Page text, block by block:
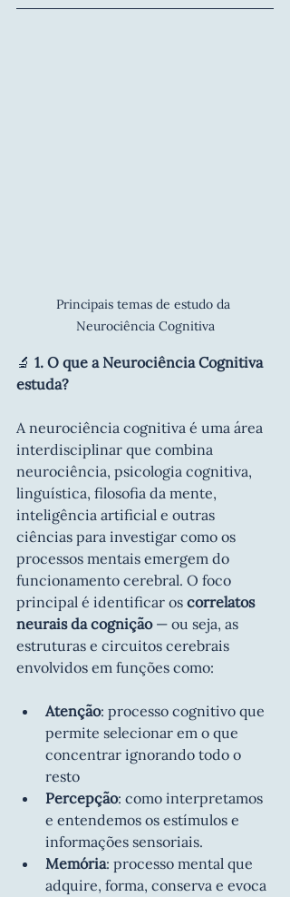
Principais temas de estudo da
Neurociência Cognitiva
🔬 1. O que a Neurociência Cognitiva
estuda?
A neurociência cognitiva é uma área
interdisciplinar que combina
neurociência, psicologia cognitiva,
linguística, filosofia da mente,
inteligência artificial e outras
ciências para investigar como os
processos mentais emergem do
funcionamento cerebral. O foco
principal é identificar os correlatos
neurais da cognição — ou seja, as
estruturas e circuitos cerebrais
envolvidos em funções como:
Atenção: processo cognitivo que
permite selecionar em o que
concentrar ignorando todo o
resto
Percepção: como interpretamos
e entendemos os estímulos e
informações sensoriais.
Memória: processo mental que
adquire, forma, conserva e evoca